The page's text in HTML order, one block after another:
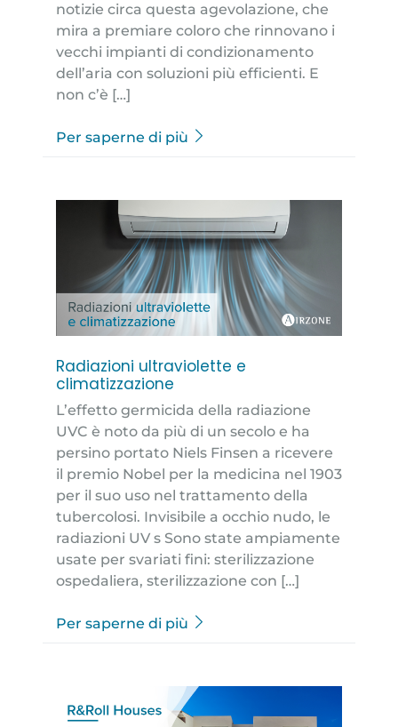
notizie circa questa agevolazione, che
mira a premiare coloro che rinnovano i
vecchi impianti di condizionamento
dell’aria con soluzioni più efficienti. E
non c’è […]
Per saperne di più
Radiazioni ultraviolette e
climatizzazione
L’effetto germicida della radiazione
UVC è noto da più di un secolo e ha
persino portato Niels Finsen a ricevere
il premio Nobel per la medicina nel 1903
per il suo uso nel trattamento della
tubercolosi. Invisibile a occhio nudo, le
radiazioni UV s Sono state ampiamente
usate per svariati fini: sterilizzazione
ospedaliera, sterilizzazione con […]
Per saperne di più